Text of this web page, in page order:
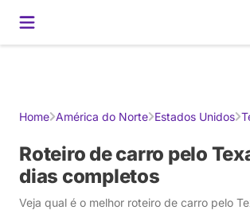
Gerador de Roteiros
Home América do Norte Estados Unidos
Roteiro de carro pelo
dias completos
Veja qual é o melhor roteiro de carro pelo